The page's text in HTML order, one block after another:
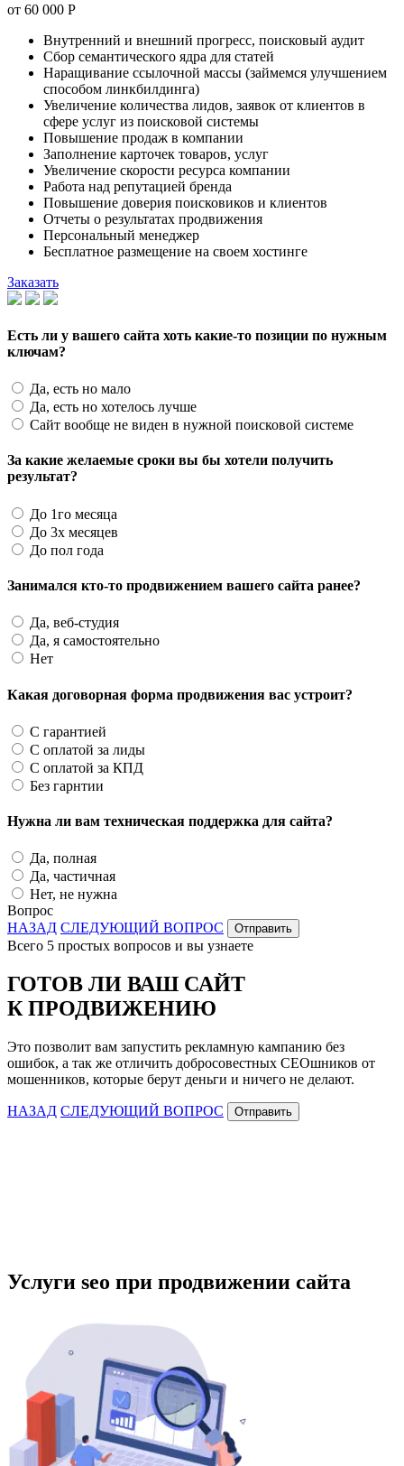
от 60 000 Р
Внутренний и внешний прогресс, поисковый аудит
Сбор семантического ядра для статей
Наращивание ссылочной массы (займемся улучшением
способом линкбилдинга)
Увеличение количества лидов, заявок от клиентов в
сфере услуг из поисковой системы
Повышение продаж в компании
Заполнение карточек товаров, услуг
Увеличение скорости ресурса компании
Работа над репутацией бренда
Повышение доверия поисковиков и клиентов
Отчеты о результатах продвижения
Персональный менеджер
Бесплатное размещение на своем хостинге
Заказать
Есть ли у вашего сайта хоть какие-то позиции по нужным
ключам?
Да, есть но мало
Да, есть но хотелось лучше
Сайт вообще не виден в нужной поисковой системе
За какие желаемые сроки вы бы хотели получить
результат?
До 1го месяца
До 3х месяцев
До пол года
Занимался кто-то продвижением вашего сайта ранее?
Да, веб-студия
Да, я самостоятельно
Нет
Какая договорная форма продвижения вас устроит?
С гарантией
С оплатой за лиды
С оплатой за КПД
Без гарнтии
Нужна ли вам техническая поддержка для сайта?
Да, полная
Да, частичная
Нет, не нужна
Вопрос
НАЗАД СЛЕДУЮЩИЙ ВОПРОС Отправить
Всего 5 простых вопросов и вы узнаете
ГОТОВ ЛИ ВАШ САЙТ
К ПРОДВИЖЕНИЮ
Это позволит вам запустить рекламную кампанию без
ошибок, а так же отличить добросовестных СЕОшников от
мошенников, которые берут деньги и ничего не делают.
НАЗАД СЛЕДУЮЩИЙ ВОПРОС Отправить
Услуги seo при продвижении сайта